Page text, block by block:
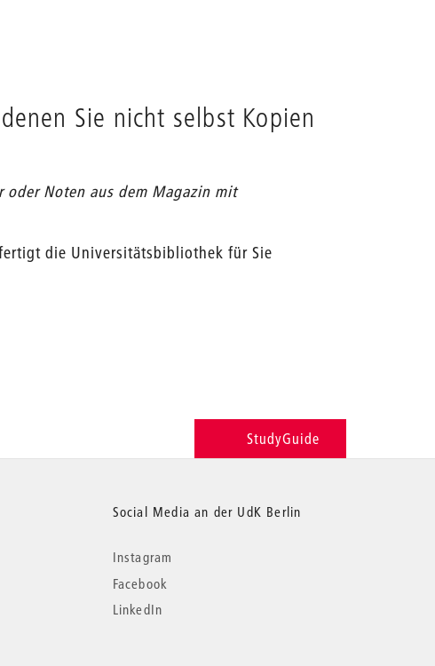
Sie nicht selbst Kopien
oder Noten aus dem Magazin mit
die Universitätsbibliothek für Sie
StudyGuide
Social Media an der UdK Berlin
Instagram
Facebook
LinkedIn